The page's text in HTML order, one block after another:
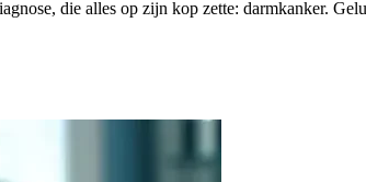
die alles op zijn kop zette: darmkanker.